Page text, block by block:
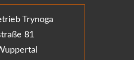
Trynoga
81